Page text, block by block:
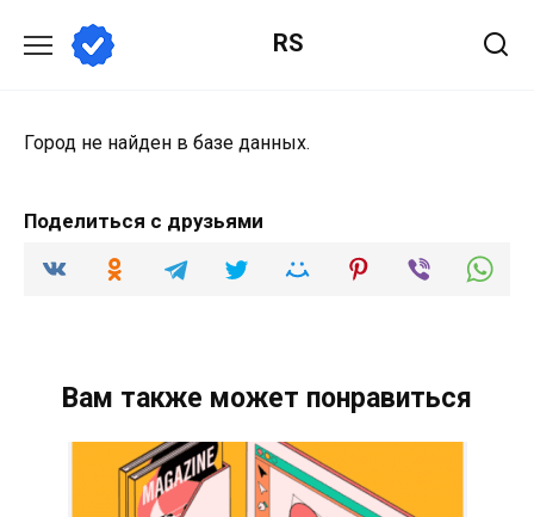
содержанию
RS
Город не найден в базе данных.
Поделиться с друзьями
Вам также может понравиться